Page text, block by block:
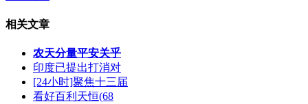
相关文章
农天分量平安关乎
印度已提出打消对
[24小时]聚焦十三届
看好百利天恒(68